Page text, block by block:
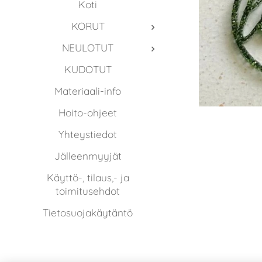
Koti
KORUT
NEULOTUT
KUDOTUT
Materiaali-info
Hoito-ohjeet
Yhteystiedot
Jälleenmyyjät
Käyttö-, tilaus,- ja
toimitusehdot
Tietosuojakäytäntö